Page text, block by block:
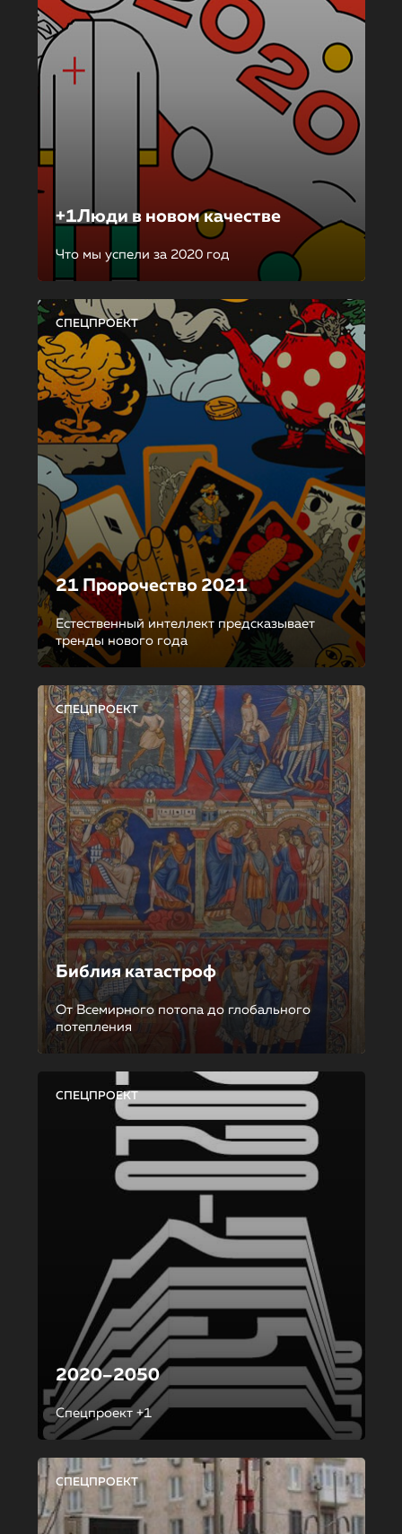
+1Люди в новом качестве
Что мы успели за 2020 год
СПЕЦПРОЕКТ
21 Пророчество 2021
Естественный интеллект предсказывает
тренды нового года
СПЕЦПРОЕКТ
Библия катастроф
От Всемирного потопа до глобального
потепления
СПЕЦПРОЕКТ
2020–2050
Спецпроект +1
СПЕЦПРОЕКТ